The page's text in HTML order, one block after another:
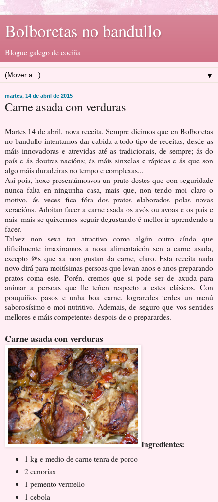
Bolboretas no bandullo
Blogue galego de cociña
▼
martes, 14 de abril de 2015
Carne asada con verduras
Martes 14 de abril, nova receita. Sempre dicimos que en Bolboretas
no bandullo intentamos dar cabida a todo tipo de receitas, desde as
máis innovadoras e atrevidas até as tradicionais, de sempre; ás do
país e ás doutras nacións; ás máis sinxelas e rápidas e ás que son
algo máis duradeiras no tempo e complexas...
Así pois, hoxe presentámosvos un prato destes que con seguridade
nunca falta en ningunha casa, mais que, non tendo moi claro o
motivo, ás veces fica fóra dos pratos elaborados polas novas
xeracións. Adoitan facer a carne asada os avós ou avoas e os pais e
nais, mais se quixermos seguir degustando é mellor ir aprendendo a
facer.
Talvez non sexa tan atractivo como algún outro aínda que
dificilmente imaxinamos a nosa alimentaicón sen a carne asada,
excepto @s que xa non gustan da carne, claro. Esta receita nada
novo dirá para moitísimas persoas que levan anos e anos preparando
pratos coma este. Porén, cremos que si pode ser de axuda para
animar a persoas que lle teñen respecto a estes clásicos. Con
pouquiños pasos e unha boa carne, lograredes terdes un menú
saborosísimo e moi nutritivo. Ademais, de seguro que vos sentides
mellores e máis competentes despois de o preparardes.
Carne asada con verduras
Ingredientes:
1 kg e medio de carne tenra de porco
2 cenorias
1 pemento vermello
1 cebola